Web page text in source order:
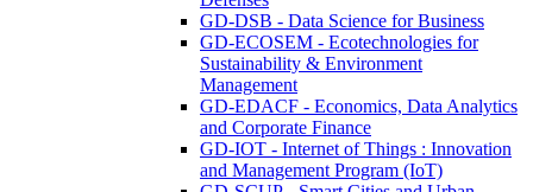
GD-DSB - Data Science for Business
GD-ECOSEM - Ecotechnologies for
Sustainability & Environment
Management
GD-EDACF - Economics, Data Analytics
and Corporate Finance
GD-IOT - Internet of Things : Innovation
and Management Program (IoT)